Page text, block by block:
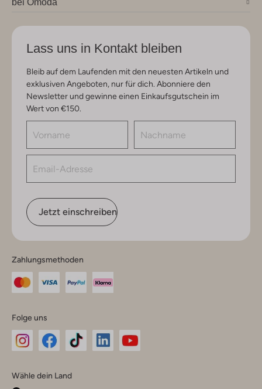
bei Omoda
Lass uns in Kontakt bleiben
Bleib auf dem Laufenden mit den neuesten Artikeln und
exklusiven Angeboten, nur für dich. Abonniere den
Newsletter und gewinne einen Einkaufsgutschein im
Wert von €150.
Jetzt einschreiben
Zahlungsmethoden
Folge uns
Instagram
Facebook
TikTok
Wähle dein Land